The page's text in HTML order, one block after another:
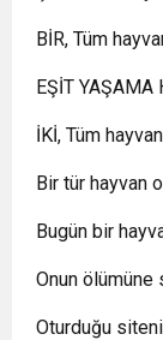
BİR, Tüm
EŞİT
İKİ, Tüm
Bir tür hayvan
Bugün bir
Onun ölümüne
Oturduğu